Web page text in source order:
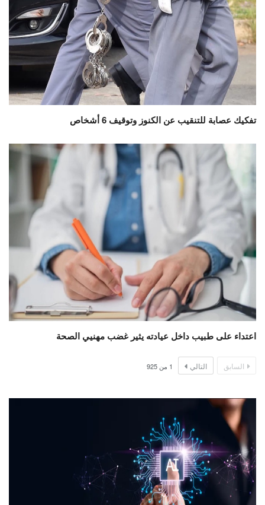
تفكيك عصابة للتنقيب عن الكنوز وتوقيف 6 أشخاص
اعتداء على طبيب داخل عيادته يثير غضب مهنيي الصحة
السابق التالي 1 من 925